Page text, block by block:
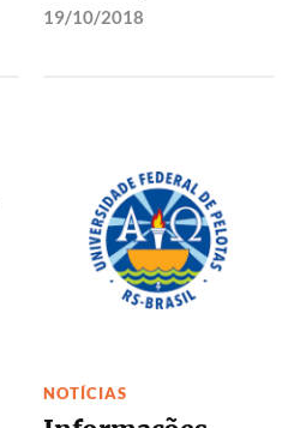
19/10/2018
NOTÍCIAS